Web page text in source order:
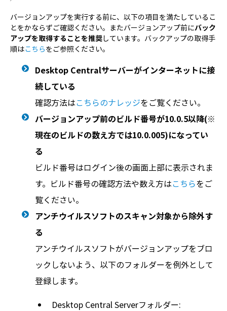
バージョンアップを実行する前に、以下の項目を満たしているこ
とをかならずご確認ください。またバージョンアップ前にバック
アップを取得することを推奨しています。バックアップの取得手
順はこちらをご参照ください。
Desktop Centralサーバーがインターネットに接
続している
確認方法はこちらのナレッジをご覧ください。
バージョンアップ前のビルド番号が10.0.5以降(※
現在のビルドの数え方では10.0.005)になってい
る
ビルド番号はログイン後の画面上部に表示されま
す。ビルド番号の確認方法や数え方はこちらをご
覧ください。
アンチウイルスソフトのスキャン対象から除外す
る
アンチウイルスソフトがバージョンアップをブロ
ックしないよう、以下のフォルダーを例外として
登録します。
Desktop Central Serverフォルダー: